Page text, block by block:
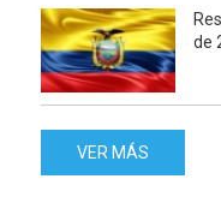
de
VER MÁS